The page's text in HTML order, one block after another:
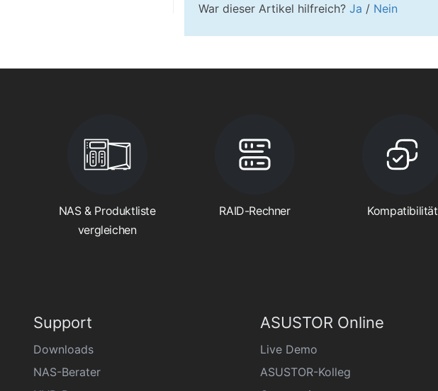
War dieser Artikel hilfreich?Ja / Nein
NAS & Produktliste
vergleichen
RAID-Rechner Kompatibilität
Support
Downloads
NAS-Berater
ASUSTOR Online
Live Demo
ASUSTOR-Kolleg